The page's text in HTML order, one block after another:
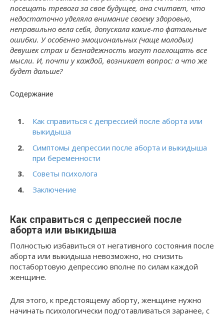
посещать тревога за свое будущее, она считает, что
недостаточно уделяла внимание своему здоровью,
неправильно вела себя, допускала какие-то фатальные
ошибки. У особенно эмоциональных (чаще молодых)
девушек страх и безнадежность могут поглощать все
мысли. И, почти у каждой, возникает вопрос: а что же
будет дальше?
Содержание
Как справиться с депрессией после аборта или
выкидыша
Симптомы депрессии после аборта и выкидыша
при беременности
Советы психолога
Заключение
Как справиться с депрессией после
аборта или выкидыша
Полностью избавиться от негативного состояния после
аборта или выкидыша невозможно, но снизить
постабортовую депрессию вполне по силам каждой
женщине.
Для этого, к предстоящему аборту, женщине нужно
начинать психологически подготавливаться заранее, с